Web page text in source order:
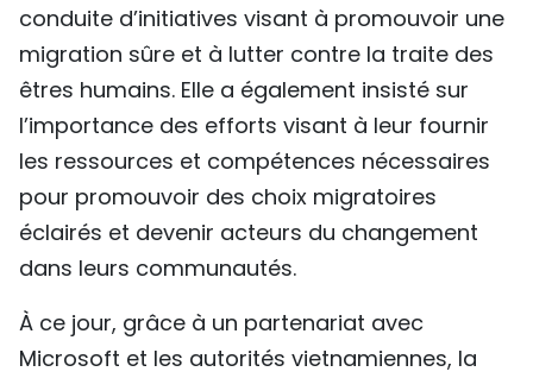
conduite d’initiatives visant à promouvoir une
migration sûre et à lutter contre la traite des
êtres humains. Elle a également insisté sur
l’importance des efforts visant à leur fournir
les ressources et compétences nécessaires
pour promouvoir des choix migratoires
éclairés et devenir acteurs du changement
dans leurs communautés.
À ce jour, grâce à un partenariat avec
Microsoft et les autorités vietnamiennes, la